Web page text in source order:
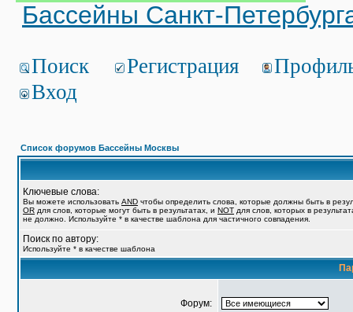
Бассейны Санкт-
Поиск Регистрация
Вход
Список форумов Бассейны Москвы
Ключевые слова:
Вы можете использовать AND чтобы определить слова, которые должны быть в
OR для слов, которые могут быть в результатах, и NOT для слов, которых в
не должно. Используйте * в качестве шаблона для частичного совпадения.
Поиск по автору:
Используйте * в качестве шаблона
Форум: